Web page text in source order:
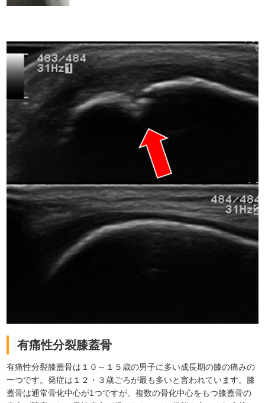
有痛性分裂膝蓋骨
有痛性分裂膝蓋骨は１０～１５歳の男子に多い成長期の膝の痛みの
一つです。発症は１２・３歳ごろが最も多いと言われています。膝
蓋骨は通常骨化中心が1つですが、複数の骨化中心をもつ膝蓋骨の